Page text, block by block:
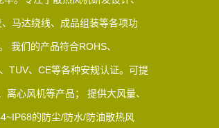
马达绕线、成品组装等各项功
我们的产品符合ROHS、
TUV、CE等各种安规认证。可提
心风机等产品； 提供大风量、
的防尘/防水/防油散热风